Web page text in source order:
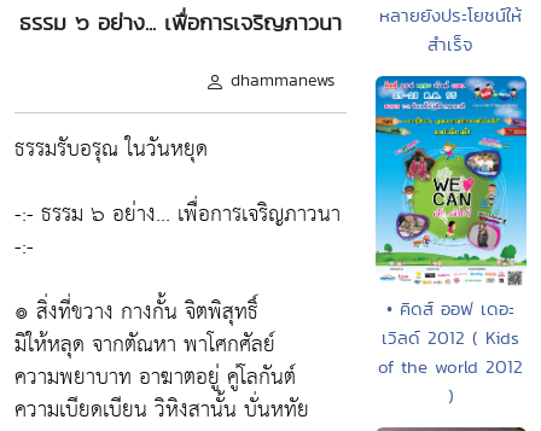
ธรรม ๖ อย่าง... เพื่อการเจริญภาวนา
dhammanews
ธรรมรับอรุณ ในวันหยุด
-:- ธรรม ๖ อย่าง... เพื่อการเจริญภาวนา
-:-
๏ สิ่งที่ขวาง กางกั้น จิตพิสุทธิ์
มิให้หลุด จากตัณหา พาโศกศัลย์
ความพยาบาท อาฆาตอยู่ คู่โลกันต์
ความเบียดเบียน วิหิงสานั้น บั่นหทัย
หลายยังประโยชน์ให้
สำเร็จ
• คิดส์ ออฟ เดอะ
เวิลด์ 2012 ( Kids
of the world 2012
)